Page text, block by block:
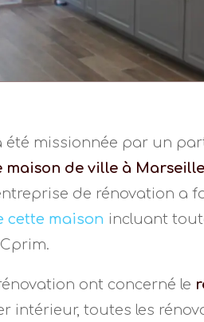
été missionnée par un
maison de ville à
de rénovation a
cette maison incluant
ont concerné le
intérieur, toutes les